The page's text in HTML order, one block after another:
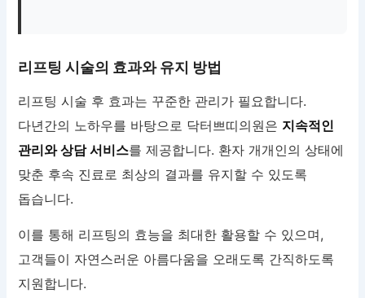
리프팅 시술의 효과와 유지 방법
리프팅 시술 후 효과는 꾸준한 관리가 필요합니다.
다년간의 노하우를 바탕으로 닥터쁘띠의원은 지속적인
관리와 상담 서비스를 제공합니다. 환자 개개인의 상태에
맞춘 후속 진료로 최상의 결과를 유지할 수 있도록
돕습니다.
이를 통해 리프팅의 효능을 최대한 활용할 수 있으며,
고객들이 자연스러운 아름다움을 오래도록 간직하도록
지원합니다.